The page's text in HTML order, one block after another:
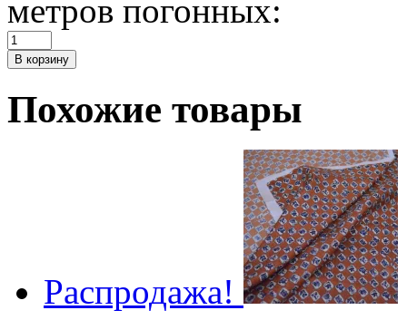
метров погонных:
Количество
Шелковый
креш-
В корзину
Похожие товары
Распродажа!